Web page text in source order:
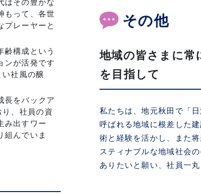
はその豊かな
もって、各世
プレーヤーと
齢構成という
ンが活発です
い社風の醸
長をバックア
り、社員の資
み出すワー
組んでいま
その他
地域の皆さまに常
を目指して
私たちは、地元秋田で「
呼ばれる地域に根差した
術と経験を活かし、また
スティナブルな地域社会
ありたいと願い、社員一